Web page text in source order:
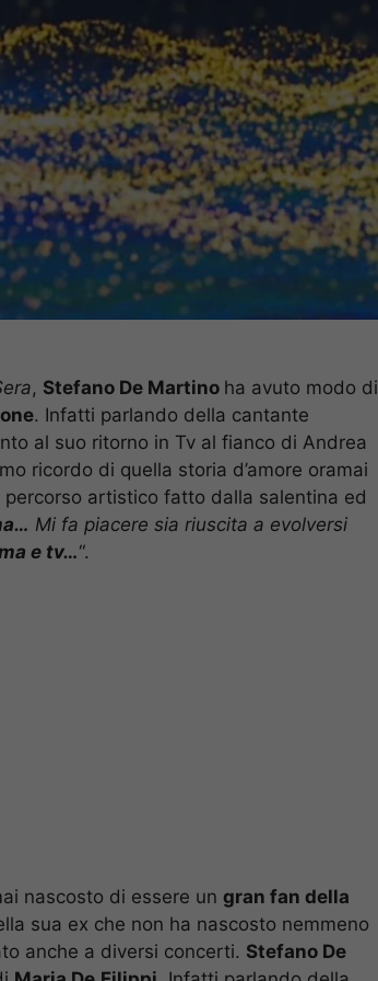
, Stefano De Martino ha avuto modo di
. Infatti parlando della cantante
al suo ritorno in Tv al fianco di Andrea
ricordo di quella storia d’amore oramai
artistico fatto dalla salentina ed
Mi fa piacere sia riuscita a evolversi
e tv…“.
nascosto di essere un gran fan della
sua ex che non ha nascosto nemmeno
anche a diversi concerti. Stefano De